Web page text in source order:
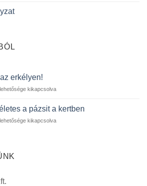
erkélyen!
kikapcsolva
a pázsit a kertben
kikapcsolva